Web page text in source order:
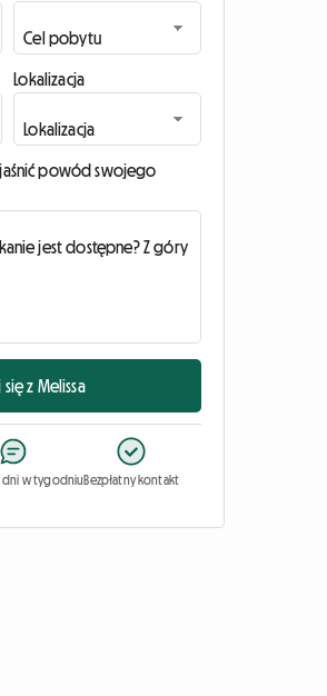
Lokalizacja
powód swojego
z Melissa
dni w tygodniuBezpłatny kontakt